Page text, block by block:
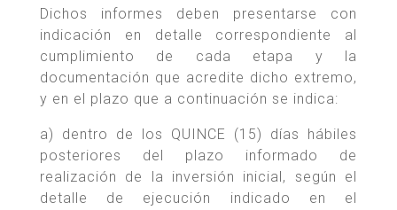
Dichos informes deben presentarse con
indicación en detalle correspondiente al
cumplimiento de cada etapa y la
documentación que acredite dicho extremo,
y en el plazo que a continuación se indica:
a) dentro de los QUINCE (15) días hábiles
posteriores del plazo informado de
realización de la inversión inicial, según el
detalle de ejecución indicado en el